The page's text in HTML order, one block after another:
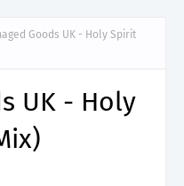
Goods UK - Holy Spirit
UK - Holy